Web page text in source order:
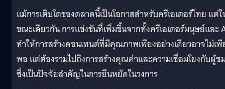
แม้การเติบโตของตลาดนี้เป็นโอกาสสำหรับครีเอเตอร์ไทย แต่
ขณะเดียวกัน การแข่งขันที่เพิ่มขึ้นจากทั้งครีเอเตอร์มนุษย์และ
ทำให้การสร้างคอนเทนต์ที่มีคุณภาพเพียงอย่างเดียวอาจไม่เพี
พอ แต่ต้องรวมไปถึงการสร้างคุณค่าและความเชื่อมโยงกับผู้ช
ซึ่งเป็นปัจจัยสำคัญในการยืนหยัดในวงการ